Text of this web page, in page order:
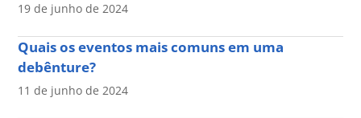
19 de junho de 2024
Quais os eventos mais comuns em uma
debênture?
11 de junho de 2024